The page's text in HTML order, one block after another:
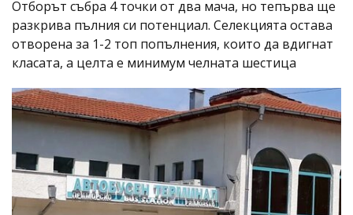
Отборът събра 4 точки от два мача, но тепърва ще
разкрива пълния си потенциал. Селекцията остава
отворена за 1-2 топ попълнения, които да вдигнат
класата, а целта е минимум челната шестица